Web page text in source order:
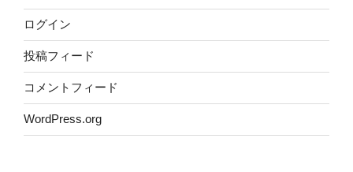
ログイン
投稿フィード
コメントフィード
WordPress.org